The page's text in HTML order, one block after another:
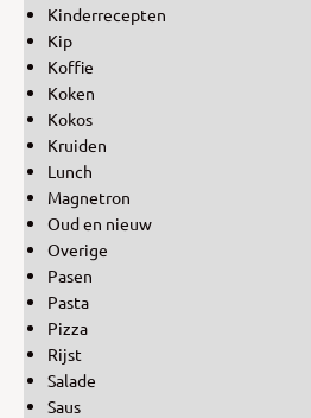
Kinderrecepten
Kip
Koffie
Koken
Kokos
Kruiden
Lunch
Magnetron
Oud en nieuw
Overige
Pasen
Pasta
Pizza
Rijst
Salade
Saus